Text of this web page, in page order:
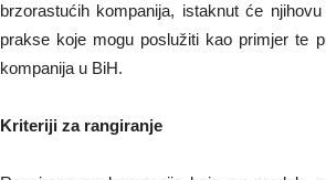
brzorastućih kompanija, istaknut će
prakse koje mogu poslužiti kao primjer te
kompanija u BiH.
Kriteriji za rangiranje